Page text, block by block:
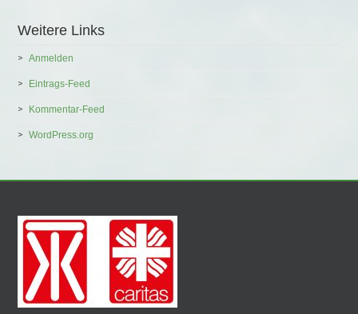
Weitere Links
Anmelden
Eintrags-Feed
Kommentar-Feed
WordPress.org